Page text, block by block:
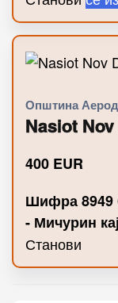
Општина
Nasiot
400 EUR
Шифра 8949
- Мичурин
Станови